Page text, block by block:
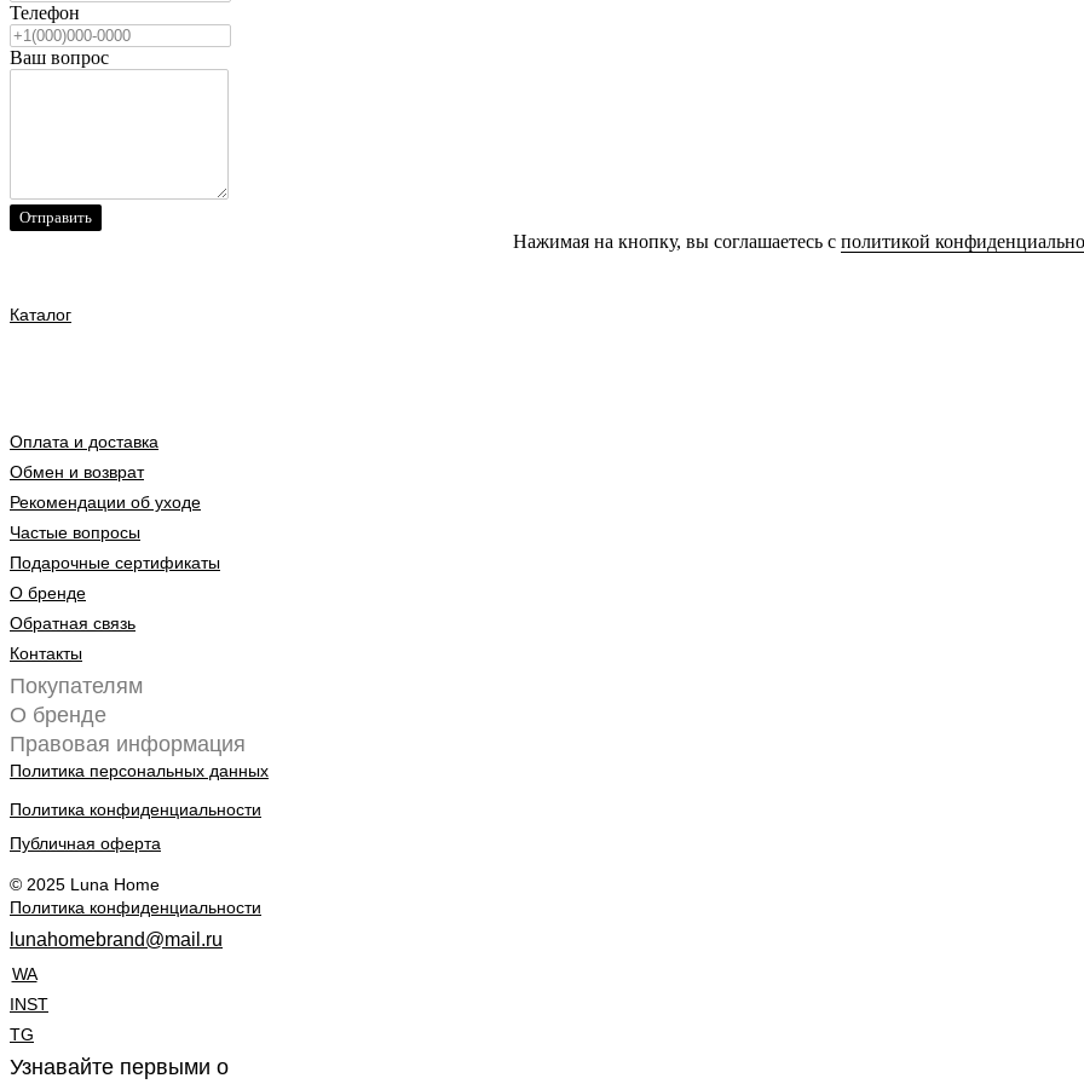
Каталог
Оплата и доставка
Обмен и возврат
Рекомендации об уходе
Частые вопросы
Подарочные сертификаты
О бренде
Обратная связь
Контакты
Покупателям
О бренде
Правовая информация
Политика персональных данных
Политика конфиденциальности
Публичная оферта
© 2025 Luna Home
Политика конфиденциальности
lunahomebrand@mail.ru
WA
INST
TG
Узнавайте первыми о
Телефон
Ваш вопрос
Отправить
Нажимая на кнопку, вы соглашаетесь с политикой